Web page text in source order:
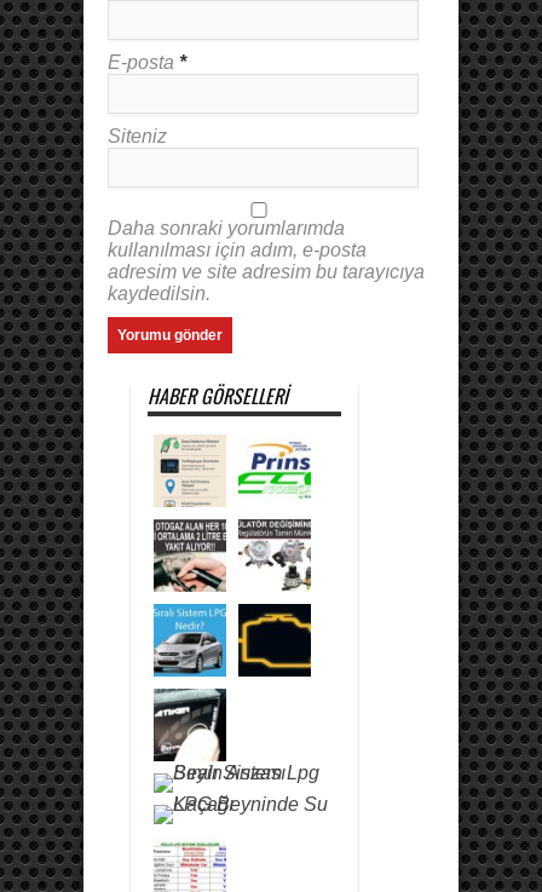
E-posta *
Siteniz
Daha sonraki yorumlarımda
kullanılması için adım, e-posta
adresim ve site adresim bu tarayıcıya
kaydedilsin.
HABER GÖRSELLERI